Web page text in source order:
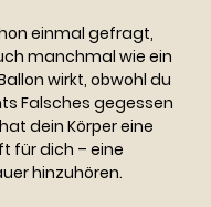
einmal gefragt,
manchmal wie ein
wirkt, obwohl du
Falsches gegessen
dein Körper eine
für dich – eine
hinzuhören.